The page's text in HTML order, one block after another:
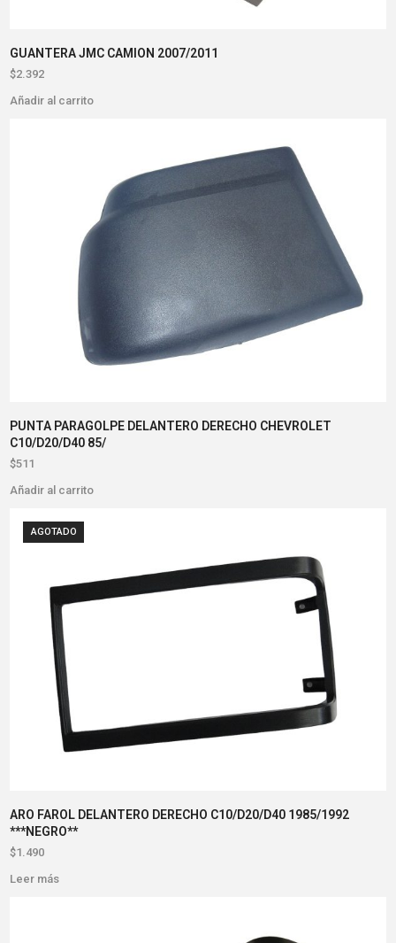
GUANTERA JMC CAMION 2007/2011
$2.392
Añadir al carrito
PUNTA PARAGOLPE DELANTERO DERECHO CHEVROLET
C10/D20/D40 85/
$511
Añadir al carrito
AGOTADO
ARO FAROL DELANTERO DERECHO C10/D20/D40 1985/1992
***NEGRO**
$1.490
Leer más